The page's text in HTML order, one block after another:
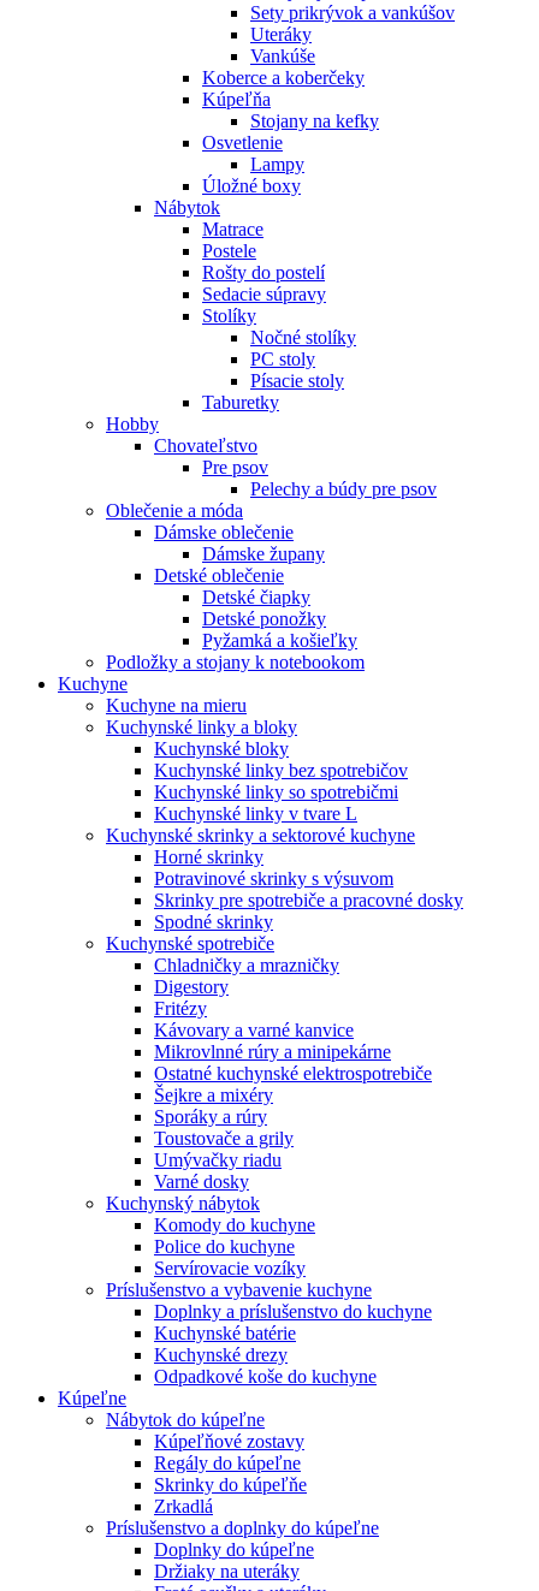
Sety prikrývok a vankúšov
Uteráky
Vankúše
Koberce a koberčeky
Kúpeľňa
Stojany na kefky
Osvetlenie
Lampy
Úložné boxy
Nábytok
Matrace
Postele
Rošty do postelí
Sedacie súpravy
Stolíky
Nočné stolíky
PC stoly
Písacie stoly
Taburetky
Hobby
Chovateľstvo
Pre psov
Pelechy a búdy pre psov
Oblečenie a móda
Dámske oblečenie
Dámske župany
Detské oblečenie
Detské čiapky
Detské ponožky
Pyžamká a košieľky
Podložky a stojany k notebookom
Kuchyne
Kuchyne na mieru
Kuchynské linky a bloky
Kuchynské bloky
Kuchynské linky bez spotrebičov
Kuchynské linky so spotrebičmi
Kuchynské linky v tvare L
Kuchynské skrinky a sektorové kuchyne
Horné skrinky
Potravinové skrinky s výsuvom
Skrinky pre spotrebiče a pracovné dosky
Spodné skrinky
Kuchynské spotrebiče
Chladničky a mrazničky
Digestory
Fritézy
Kávovary a varné kanvice
Mikrovlnné rúry a minipekárne
Ostatné kuchynské elektrospotrebiče
Šejkre a mixéry
Sporáky a rúry
Toustovače a grily
Umývačky riadu
Varné dosky
Kuchynský nábytok
Komody do kuchyne
Police do kuchyne
Servírovacie vozíky
Príslušenstvo a vybavenie kuchyne
Doplnky a príslušenstvo do kuchyne
Kuchynské batérie
Kuchynské drezy
Odpadkové koše do kuchyne
Kúpeľne
Nábytok do kúpeľne
Kúpeľňové zostavy
Regály do kúpeľne
Skrinky do kúpeľňe
Zrkadlá
Príslušenstvo a doplnky do kúpeľne
Doplnky do kúpeľne
Držiaky na uteráky